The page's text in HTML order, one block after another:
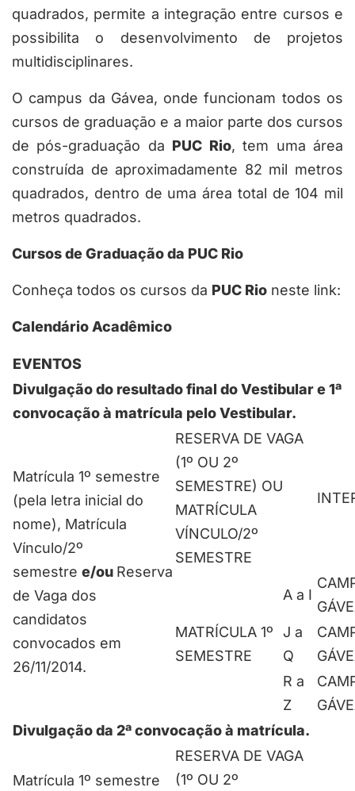
quadrados, permite a integração entre cursos e
possibilita o desenvolvimento de projetos
multidisciplinares.
O campus da Gávea, onde funcionam todos os
cursos de graduação e a maior parte dos cursos
de pós-graduação da PUC Rio, tem uma área
construída de aproximadamente 82 mil metros
quadrados, dentro de uma área total de 104 mil
metros quadrados.
Cursos de Graduação da PUC Rio
Conheça todos os cursos da PUC Rio neste link:
Calendário Acadêmico
EVENTOS
Divulgação do resultado final do Vestibular e 1ª
convocação à matrícula pelo Vestibular.
Matrícula 1º semestre
(pela letra inicial do
nome), Matrícula
Vínculo/2º
semestre e/ou Reserva
de Vaga dos
candidatos
convocados em
26/11/2014.
RESERVA DE VAGA
(1º OU 2º
SEMESTRE) OU
MATRÍCULA
VÍNCULO/2º
SEMESTRE
MATRÍCULA 1º
SEMESTRE
A a I
J a
Q
R a
Z
Divulgação da 2ª convocação à matrícula.
Matrícula 1º semestre
RESERVA DE VAGA
(1º OU 2º